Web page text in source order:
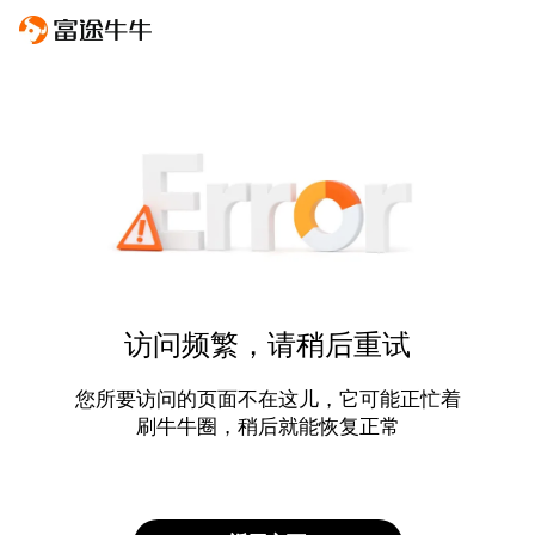
访问频繁，请稍后重试
您所要访问的页面不在这儿，它可能正忙着
刷牛牛圈，稍后就能恢复正常